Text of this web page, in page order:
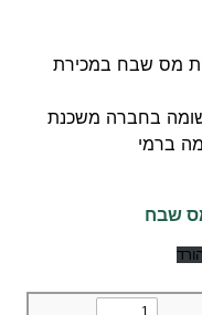
מס שבח במכירת
בחברה משכנת
ברמי
שבח
הורד